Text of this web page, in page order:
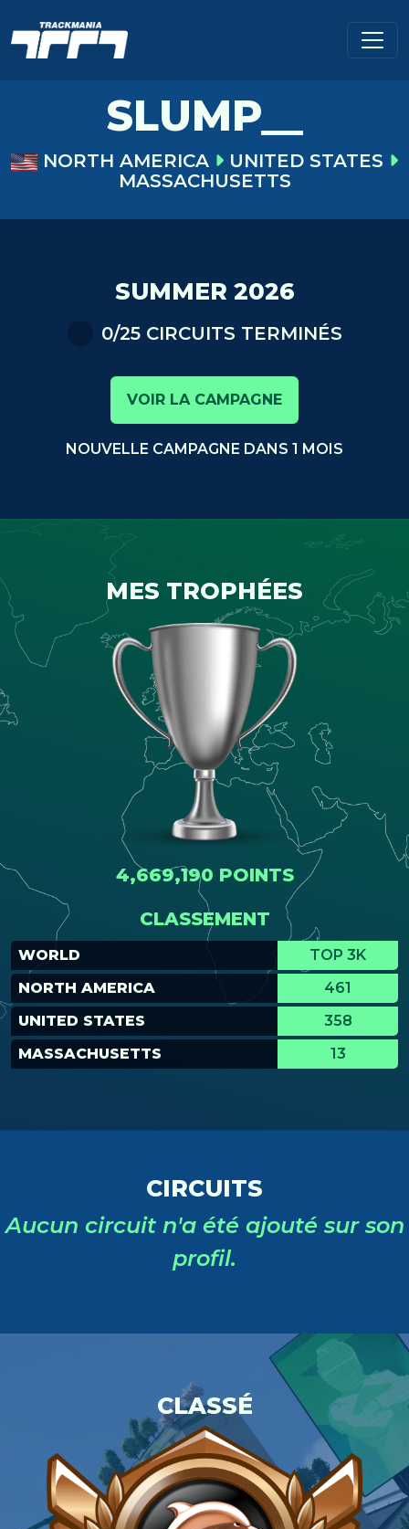
SLUMP__
NORTH AMERICA
UNITED STATES
MASSACHUSETTS
SUMMER 2026
0/25 CIRCUITS TERMINÉS
VOIR LA CAMPAGNE
NOUVELLE CAMPAGNE DANS 1 MOIS
MES TROPHÉES
4,669,190 POINTS
CLASSEMENT
WORLD
TOP 3K
NORTH AMERICA
461
UNITED STATES
358
MASSACHUSETTS
13
CIRCUITS
Aucun circuit n'a été ajouté sur son
profil.
CLASSÉ